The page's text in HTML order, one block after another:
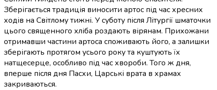
Зберігається традиція виносити артос під час хресних
ходів на Світлому тижні. У суботу після Літургії шматочки
цього священного хліба роздають вірянам. Прихожани
отримавши частини артоса споживають його, а залишки
зберігають протягом усього року та куштують їх
натщесерце, особливо під час хвороби. Того ж дня,
вперше після дня Пасхи, Царські врата в храмах
закриваються.